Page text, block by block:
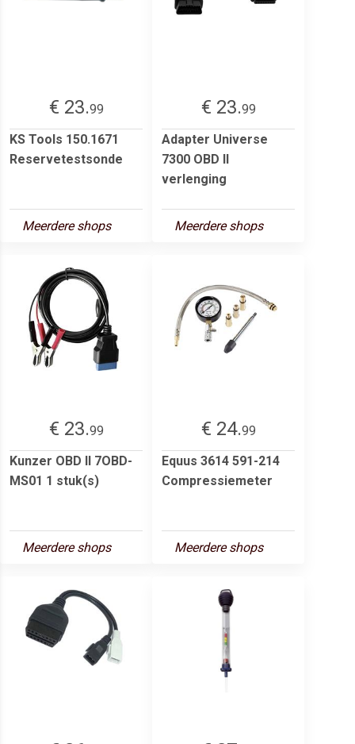
€ 23.99
KS Tools 150.1671
Reservetestsonde
Meerdere shops
€ 23.99
Adapter Universe
7300 OBD II
verlenging
Meerdere shops
€ 23.99
Kunzer OBD II 7OBD-
MS01 1 stuk(s)
Meerdere shops
€ 24.99
Equus 3614 591-214
Compressiemeter
Meerdere shops